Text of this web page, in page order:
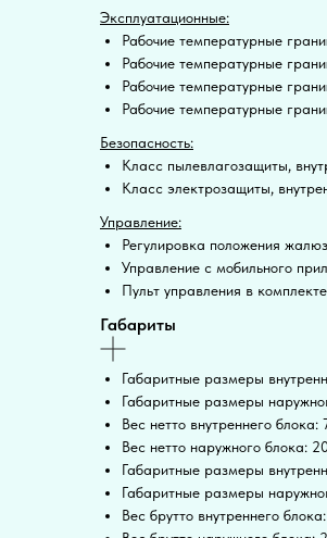
Эксплуатационные:
Рабочие температурные
Рабочие температурные
Рабочие температурные
Рабочие температурные
Безопасность:
Класс пылевлагозащиты,
Класс электрозащиты,
Управление:
Регулировка положения
Управление c мобильного
Пульт управления в
Габариты
Габаритные размеры
Габаритные размеры
Вес нетто внутреннего блока:
Вес нетто наружного блока:
Габаритные размеры
Габаритные размеры
Вес брутто внутреннего